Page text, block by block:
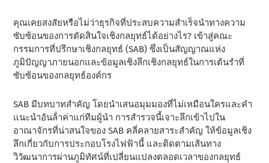
คุณเคยสงสัยหรือไม่ว่าธุรกิจที่ประสบความสําเร็จนําทางความ
ซับซ้อนของการตัดสินใจเชิงกลยุทธ์ได้อย่างไร? เข้าสู่คณะ
กรรมการที่ปรึกษาเชิงกลยุทธ์ (SAB) ซึ่งเป็นสัญญาณแห่ง
ภูมิปัญญาภายนอกและข้อมูลเชิงลึกเชิงกลยุทธ์ในการเต้นรําที่
ซับซ้อนของกลยุทธ์องค์กร
SAB มีบทบาทสําคัญ โดยนําเสนอมุมมองที่ไม่เหมือนใครและคํา
แนะนําอันล้ําค่าแก่ทีมผู้นํา การสํารวจนี้เจาะลึกเข้าไปใน
อาณาจักรที่น่าสนใจของ SAB คลี่คลายสาระสําคัญ ให้ข้อมูลเชิง
ลึกเกี่ยวกับการประกอบโรงไฟฟ้านี้ และติดตามเส้นทาง
วิวัฒนาการผ่านภูมิทัศน์ที่เปลี่ยนแปลงตลอดเวลาของกลยุทธ์